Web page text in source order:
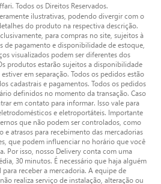
Todos os Direitos Reservados.
ilustrativas, podendo divergir com o
do produto na respectiva descrição.
para compras no site, sujeitos à
de pagamento e disponibilidade de estoque,
visualizados podem ser diferentes dos
produtos estarão sujeitos a disponibilidade
em separação. Todos os pedidos estão
cadastrais e pagamentos. Todos os pedidos
definidos no momento da transação. Caso
em contato para informar. Isso vale para
e eletroportáteis. Importante
que não podem ser controlados, como
atrasos para recebimento das mercadorias
que podem influenciar no horário que você
Por isso, nosso Delivery conta com uma
30 minutos. É necessário que haja alguém
receber a mercadoria. A equipe de
realiza serviço de instalação, alteração ou